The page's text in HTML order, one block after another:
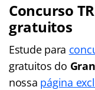
Concurso
gratuitos
Estude para
gratuitos do
nossa página